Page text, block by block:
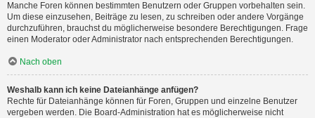
Manche Foren können bestimmten Benutzern oder Gruppen vorbehalten sein.
Um diese einzusehen, Beiträge zu lesen, zu schreiben oder andere Vorgänge
durchzuführen, brauchst du möglicherweise besondere Berechtigungen. Frage
einen Moderator oder Administrator nach entsprechenden Berechtigungen.
Nach oben
Weshalb kann ich keine Dateianhänge anfügen?
Rechte für Dateianhänge können für Foren, Gruppen und einzelne Benutzer
vergeben werden. Die Board-Administration hat es möglicherweise nicht